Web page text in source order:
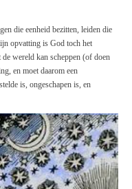
die eenheid bezitten, leiden die
opvatting is God toch het
wereld kan scheppen (of doen
en moet daarom een
is, ongeschapen is, en